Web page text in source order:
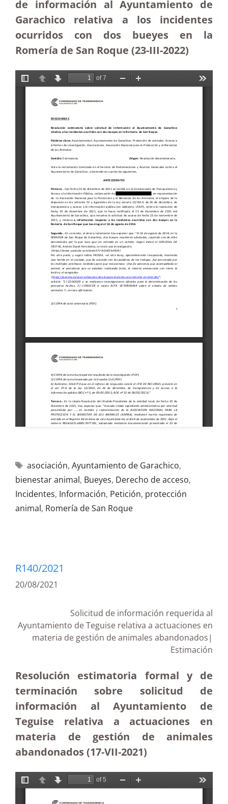
de información al Ayuntamiento de
Garachico relativa a los incidentes
ocurridos con dos bueyes en la
Romería de San Roque (23-III-2022)
asociación, Ayuntamiento de Garachico,
bienestar animal, Bueyes, Derecho de acceso,
Incidentes, Información, Petición, protección
animal, Romería de San Roque
R140/2021
20/08/2021
Solicitud de información requerida al
Ayuntamiento de Teguise relativa a actuaciones en
materia de gestión de animales abandonados|
Estimación
Resolución estimatoria formal y de
terminación sobre solicitud de
información al Ayuntamiento de
Teguise relativa a actuaciones en
materia de gestión de animales
abandonados (17-VII-2021)